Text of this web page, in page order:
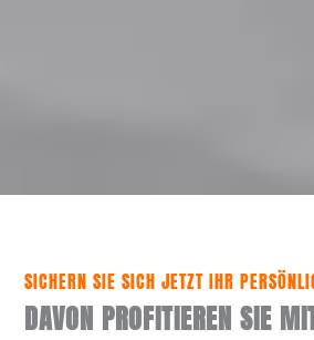
SICHERN SIE SICH JETZT IHR
DAVON PROFITIEREN SIE